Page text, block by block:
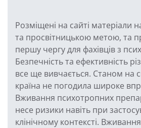
Розміщені на сайті матеріали
та просвітницькою метою, та
першу чергу для фахівців з
Безпечність та ефективність
все ще вивчається. Станом на
країна не погодила широке
Вживання психотропних
несе ризики навіть при
клінічному контексті.